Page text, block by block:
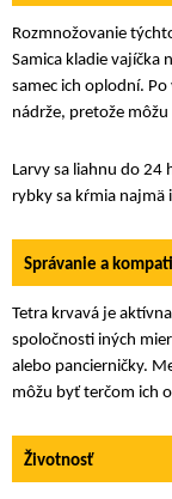
Rozmnožovanie
Samica kladie vajíčka
samec ich oplodní.
nádrže, pretože
Larvy sa liahnu do 24
rybky sa kŕmia
Správanie a
Tetra krvavá je
spoločnosti iných
alebo pancierničky.
môžu byť terčom ich
Životnosť